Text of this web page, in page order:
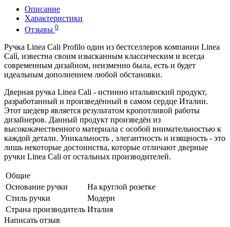
Описание
Характеристики
Отзывы 0
Ручка Linea Cali Profilo один из бестселлеров компании Linea
Calì, известна своим изысканным классическим и всегда
современным дизайном, неизменно была, есть и будет
идеальным дополнением любой обстановки.
Дверная ручка Linea Cali - истинно итальянский продукт,
разработанный и произведённый в самом сердце Италии.
Этот шедевр является результатом кропотливой работы
дизайнеров. Данный продукт произведён из
высококачественного материала с особой внимательностью к
каждой детали. Уникальность , элегантность и изящность - это
лишь некоторые достоинства, которые отличают дверные
ручки Linea Cali от остальных производителей.
Общие
Основание ручки
На круглой розетке
Стиль ручки
Модерн
Страна производитель Италия
Написать отзыв